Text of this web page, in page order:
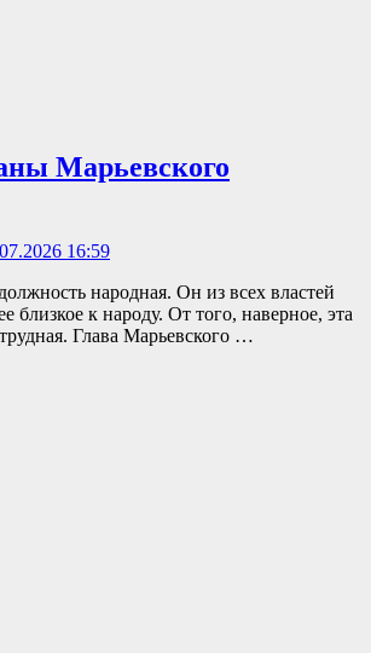
Марьевского
16:59
народная. Он из всех властей
близкое к народу. От того, наверное, эта
Глава Марьевского …